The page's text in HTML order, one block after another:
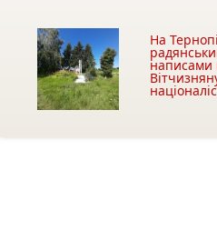
На
написами